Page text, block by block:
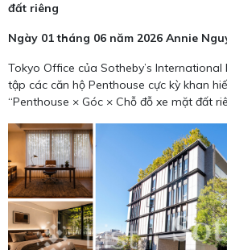
đất riêng
Ngày 01 tháng 06 năm 2026 Annie
Tokyo Office của Sotheby’s International
tập các căn hộ Penthouse cực kỳ khan
“Penthouse × Góc × Chỗ đỗ xe mặt đất